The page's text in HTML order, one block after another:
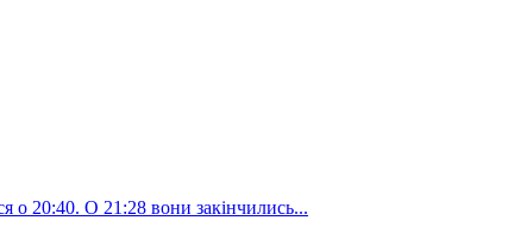
о 20:40. О 21:28 вони закінчились...